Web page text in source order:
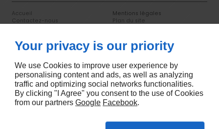
Accueil
Contactez-nous
Mentions légales
Plan du site
Your privacy is our priority
We use Cookies to improve user experience by
personalising content and ads, as well as analyzing
traffic and optimizing social networks functionalities.
By clicking "I Agree" you consent to the use of Cookies
from our partners Google Facebook.